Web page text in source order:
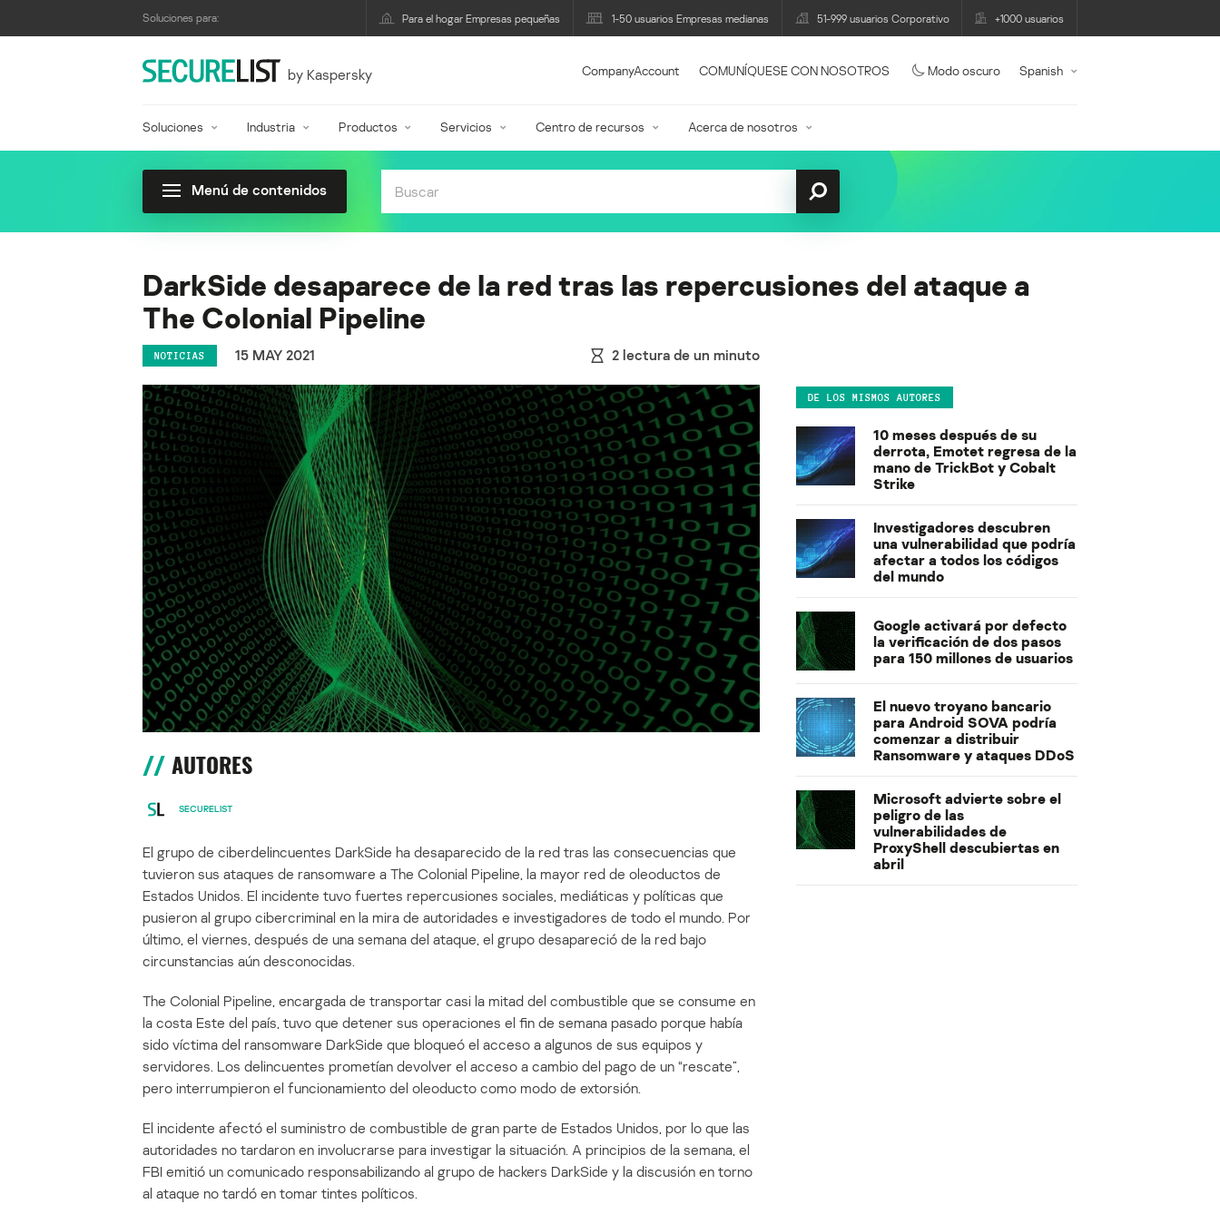
Soluciones para: Para el hogar Empresas pequeñas 1-50 usuarios Empresas medianas 51-999 usuarios Corporativo +1000 usuarios
by Kaspersky CompanyAccount COMUNÍQUESE CON NOSOTROS Modo oscuro Spanish
Soluciones Industria Productos Servicios Centro de recursos Acerca de nosotros
Menú de contenidos
DarkSide desaparece de la red tras las repercusiones del ataque a
The Colonial Pipeline
NOTICIAS 15 MAY 2021 2 lectura de un minuto
AUTORES
SECURELIST
El grupo de ciberdelincuentes DarkSide ha desaparecido de la red tras las consecuencias que
tuvieron sus ataques de ransomware a The Colonial Pipeline, la mayor red de oleoductos de
Estados Unidos. El incidente tuvo fuertes repercusiones sociales, mediáticas y políticas que
pusieron al grupo cibercriminal en la mira de autoridades e investigadores de todo el mundo. Por
último, el viernes, después de una semana del ataque, el grupo desapareció de la red bajo
circunstancias aún desconocidas.
The Colonial Pipeline, encargada de transportar casi la mitad del combustible que se consume en
la costa Este del país, tuvo que detener sus operaciones el fin de semana pasado porque había
sido víctima del ransomware DarkSide que bloqueó el acceso a algunos de sus equipos y
servidores. Los delincuentes prometían devolver el acceso a cambio del pago de un “rescate”,
pero interrumpieron el funcionamiento del oleoducto como modo de extorsión.
El incidente afectó el suministro de combustible de gran parte de Estados Unidos, por lo que las
autoridades no tardaron en involucrarse para investigar la situación. A principios de la semana, el
FBI emitió un comunicado responsabilizando al grupo de hackers DarkSide y la discusión en torno
al ataque no tardó en tomar tintes políticos.
DE LOS MISMOS AUTORES
10 meses después de su
derrota, Emotet regresa de la
mano de TrickBot y Cobalt
Strike
Investigadores descubren
una vulnerabilidad que podría
afectar a todos los códigos
del mundo
Google activará por defecto
la verificación de dos pasos
para 150 millones de usuarios
El nuevo troyano bancario
para Android SOVA podría
comenzar a distribuir
Ransomware y ataques DDoS
Microsoft advierte sobre el
peligro de las
vulnerabilidades de
ProxyShell descubiertas en
abril